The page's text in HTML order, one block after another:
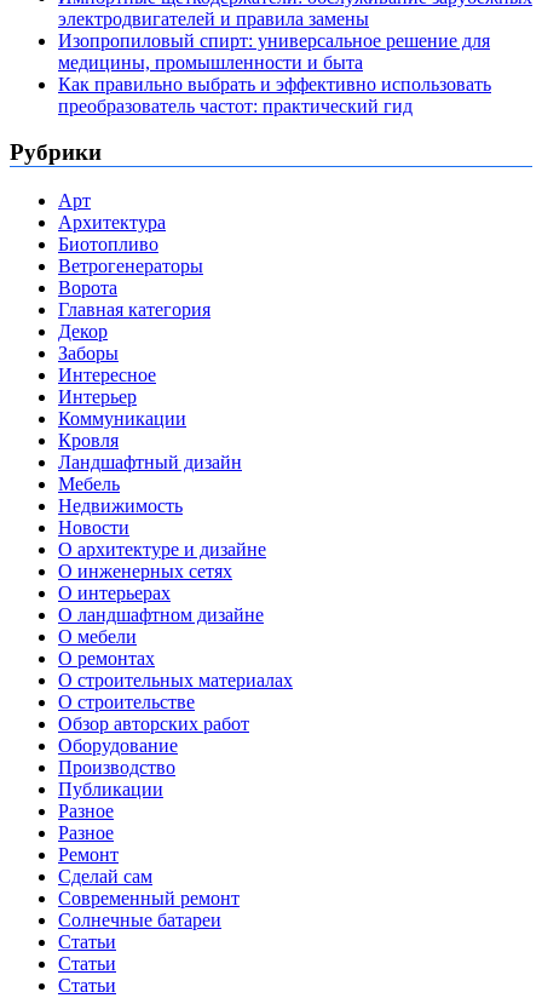
электродвигателей и правила замены
Изопропиловый спирт: универсальное решение для
медицины, промышленности и быта
Как правильно выбрать и эффективно использовать
преобразователь частот: практический гид
Рубрики
Арт
Архитектура
Биотопливо
Ветрогенераторы
Ворота
Главная категория
Декор
Заборы
Интересное
Интерьер
Коммуникации
Кровля
Ландшафтный дизайн
Мебель
Недвижимость
Новости
О архитектуре и дизайне
О инженерных сетях
О интерьерах
О ландшафтном дизайне
О мебели
О ремонтах
О строительных материалах
О строительстве
Обзор авторских работ
Оборудование
Производство
Публикации
Разное
Разное
Ремонт
Сделай сам
Современный ремонт
Солнечные батареи
Статьи
Статьи
Статьи